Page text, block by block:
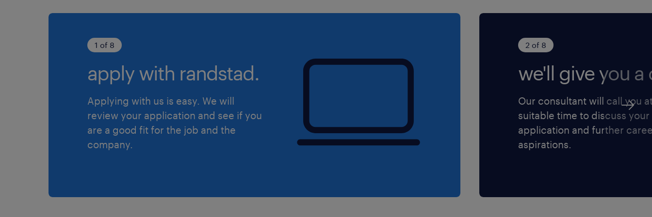
Relacionamento: Perfil relacional e boa comunicação são
essenciais devido à cultura da empresa (educacional) e contato
Resiliência e Objetividade: Capacidade de navegar em
processos burocráticos mantendo o foco no resultado.
DETALHES DA VAGA:
1 of 8
apply with randstad.
Applying with us is easy. We will
review your application and see if you
are a good fit for the job and the
company.
2 of 8
we'll give you a
Our consultant will call you
suitable time to discuss your
application and further
aspirations.